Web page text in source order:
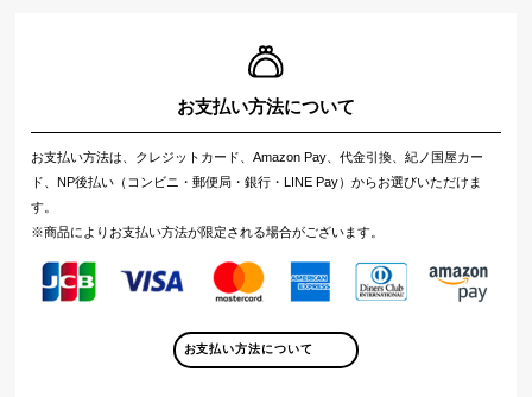
お支払い方法について
お支払い方法は、クレジットカード、Amazon Pay、代金引換、紀ノ国屋カー
ド、NP後払い（コンビニ・郵便局・銀行・LINE Pay）からお選びいただけま
す。
※商品によりお支払い方法が限定される場合がございます。
お支払い方法について